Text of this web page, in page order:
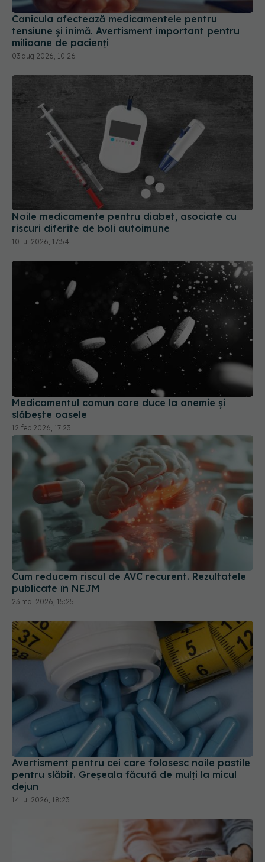
Canicula afectează medicamentele pentru
tensiune și inimă. Avertisment important pentru
milioane de pacienți
03 aug 2026, 10:26
Noile medicamente pentru diabet, asociate cu
riscuri diferite de boli autoimune
10 iul 2026, 17:54
Medicamentul comun care duce la anemie și
slăbește oasele
12 feb 2026, 17:23
Cum reducem riscul de AVC recurent. Rezultatele
publicate în NEJM
23 mai 2026, 15:25
Avertisment pentru cei care folosesc noile pastile
pentru slăbit. Greșeala făcută de mulți la micul
dejun
14 iul 2026, 18:23